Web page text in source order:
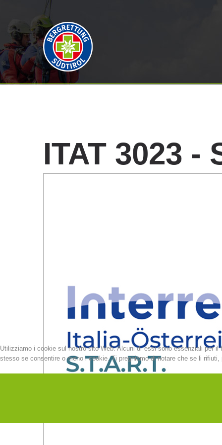
ITAT 3023 -
Utilizziamo i cookie sul nostro sito Web. Alcuni di essi sono essenziali per
stesso se consentire o meno i cookie. Ti preghiamo di notare che se li